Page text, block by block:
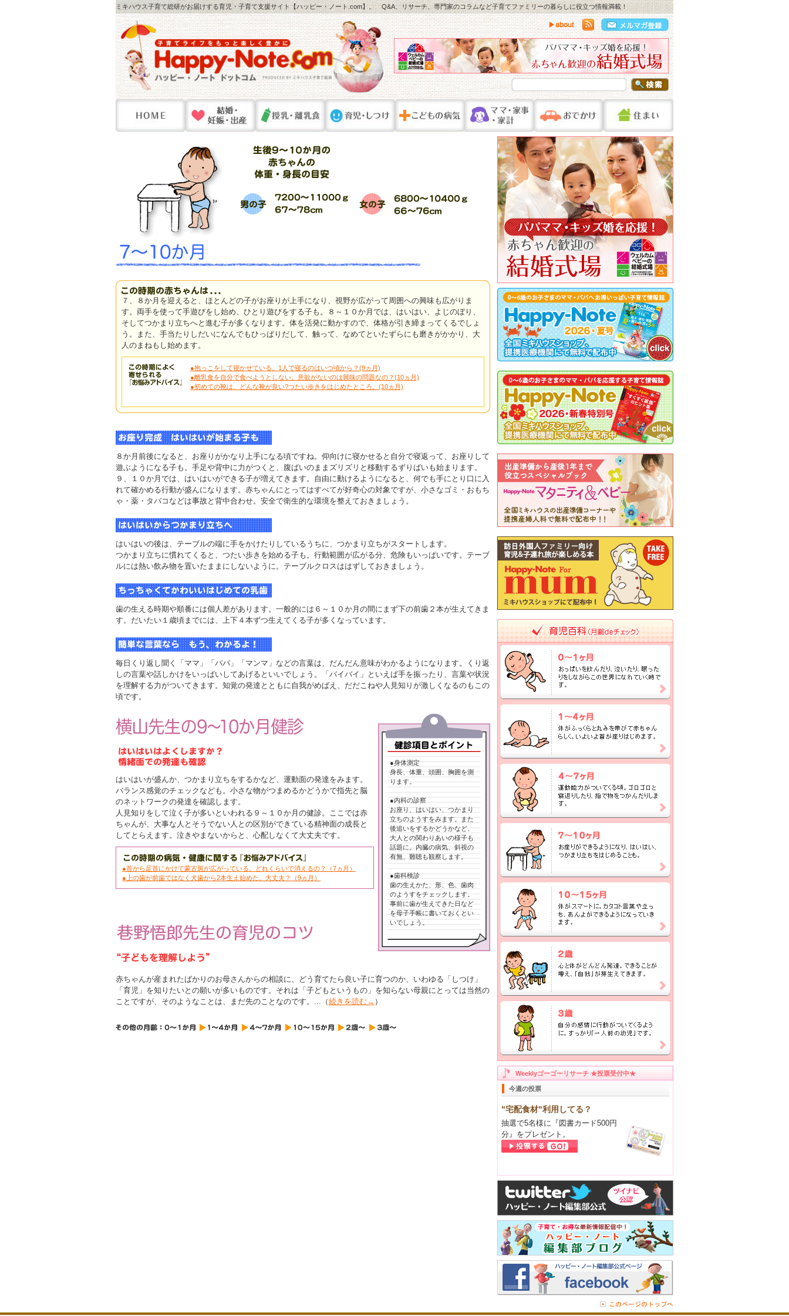
ミキハウス子育て総研がお届けする育児・子育て支援サイト【ハッピー・ノート.com】。 Q&A、リサーチ、専門家のコラムなど子育てファミリーの暮らしに役立つ情報満載！
７、８か月を迎えると、ほとんどの子がお座りが上手になり、視野が広がって周囲への興味も広がりま
す。両手を使って手遊びをし始め、ひとり遊びをする子も。８～１０か月では、はいはい、よじのぼり、
そしてつかまり立ちへと進む子が多くなります。体を活発に動かすので、体格が引き締まってくるでしょ
う。また、手当たりしだいになんでもひっぱりだして、触って、なめてといたずらにも磨きがかかり、大
人のまねもし始めます。
●抱っこをして寝かせている。1人で寝るのはいつ頃から？(9ヵ月)
●離乳食を自分で食べようとしない。意欲がないのは興味の問題なの？(10ヵ月)
●初めての靴は、どんな靴が良い?つたい歩きをはじめたところ。(10ヵ月)
８か月前後になると、お座りがかなり上手になる頃ですね。仰向けに寝かせると自分で寝返って、お座りして
遊ぶようになる子も。手足や背中に力がつくと、腹ばいのままズリズリと移動するずりばいも始まります。
９、１０か月では、はいはいができる子が増えてきます。自由に動けるようになると、何でも手にとり口に入
れて確かめる行動が盛んになります。赤ちゃんにとってはすべてが好奇心の対象ですが、小さなゴミ・おもち
ゃ・薬・タバコなどは事故と背中合わせ。安全で衛生的な環境を整えておきましょう。
はいはいの後は、テーブルの端に手をかけたりしているうちに、つかまり立ちがスタートします。
つかまり立ちに慣れてくると、つたい歩きを始める子も。行動範囲が広がる分、危険もいっぱいです。テーブ
ルには熱い飲み物を置いたままにしないように。テーブルクロスははずしておきましょう。
歯の生える時期や順番には個人差があります。一般的には６～１０か月の間にまず下の前歯２本が生えてきま
す。だいたい１歳頃までには、上下４本ずつ生えてくる子が多くなっています。
毎日くり返し聞く「ママ」「パパ」「マンマ」などの言葉は、だんだん意味がわかるようになります。くり返
しの言葉や話しかけをいっぱいしてあげるといいでしょう。「バイバイ」といえば手を振ったり、言葉や状況
を理解する力がついてきます。知覚の発達とともに自我がめばえ、だだこねや人見知りが激しくなるのもこの
頃です。
はいはいが盛んか、つかまり立ちをするかなど、運動面の発達をみます。
バランス感覚のチェックなども。小さな物がつまめるかどうかで指先と脳
のネットワークの発達を確認します。
人見知りをして泣く子が多いといわれる９～１０か月の健診。ここでは赤
ちゃんが、大事な人とそうでない人との区別ができている精神面の成長と
してとらえます。泣きやまないからと、心配しなくて大丈夫です。
●首から足首にかけて蒙古斑が広がっている。どれくらいで消えるの？（7ヵ月）
●上の歯が前歯ではなく犬歯から2本生え始めた。大丈夫？（9ヵ月）
●身体測定
身長、体重、頭囲、胸囲を測
ります。
●内科の診察
お座り、はいはい、つかまり
立ちのようすをみます。また
後追いをするかどうかなど、
大人との関わりあいの様子も
話題に。内臓の病気、斜視の
有無、難聴も観察します。
●歯科検診
歯の生えかた、形、色、歯肉
のようすをチェックします。
事前に歯が生えてきた日など
を母子手帳に書いておくとい
いでしょう。
赤ちゃんが産まれたばかりのお母さんからの相談に、どう育てたら良い子に育つのか、いわゆる「しつけ」
「育児」を知りたいとの願いが多いものです。それは「子どもというもの」を知らない母親にとっては当然の
ことですが、そのようなことは、まだ先のことなのです。...（続きを読む→ ）
Weeklyゴーゴーリサーチ ★投票受付中★
今週の投票
"宅配食材"利用してる？
抽選で5名様に『図書カード500円
分』をプレゼント。